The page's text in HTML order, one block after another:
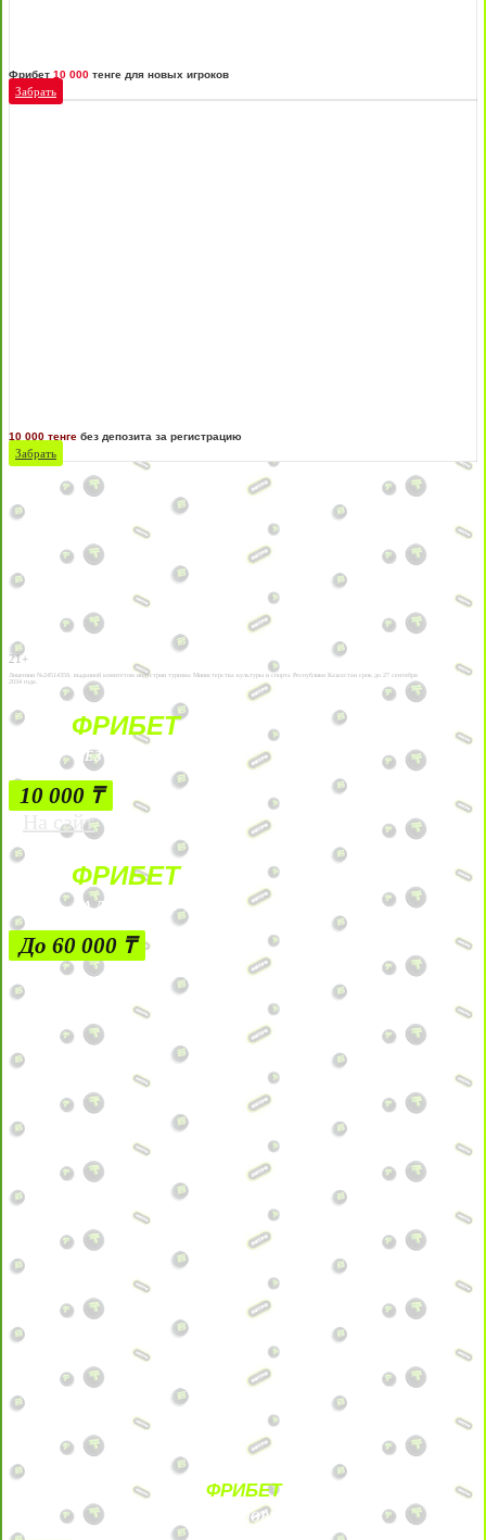
Фрибет 10 000 тенге для новых игроков
Забрать
10 000 тенге без депозита за регистрацию
Забрать
21+
Лицензии №24514359, выданной комитетом индустрии туризма Министерства культуры и спорта Республики Казахстан срок до 27 сентября
2034 года.
ФРИБЕТ
БЕЗ УСЛОВИЙ
10 000 ₸
На сайт
ФРИБЕТ
ЗА ДЕПОЗИТЫ
До 60 000 ₸
ФРИБЕТ
БЕЗ УСЛОВИЙ